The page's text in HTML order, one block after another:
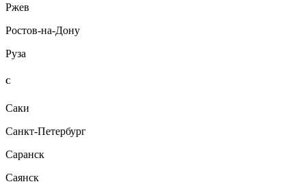
Ржев
Ростов-на-Дону
Руза
С
Саки
Санкт-Петербург
Саранск
Саянск